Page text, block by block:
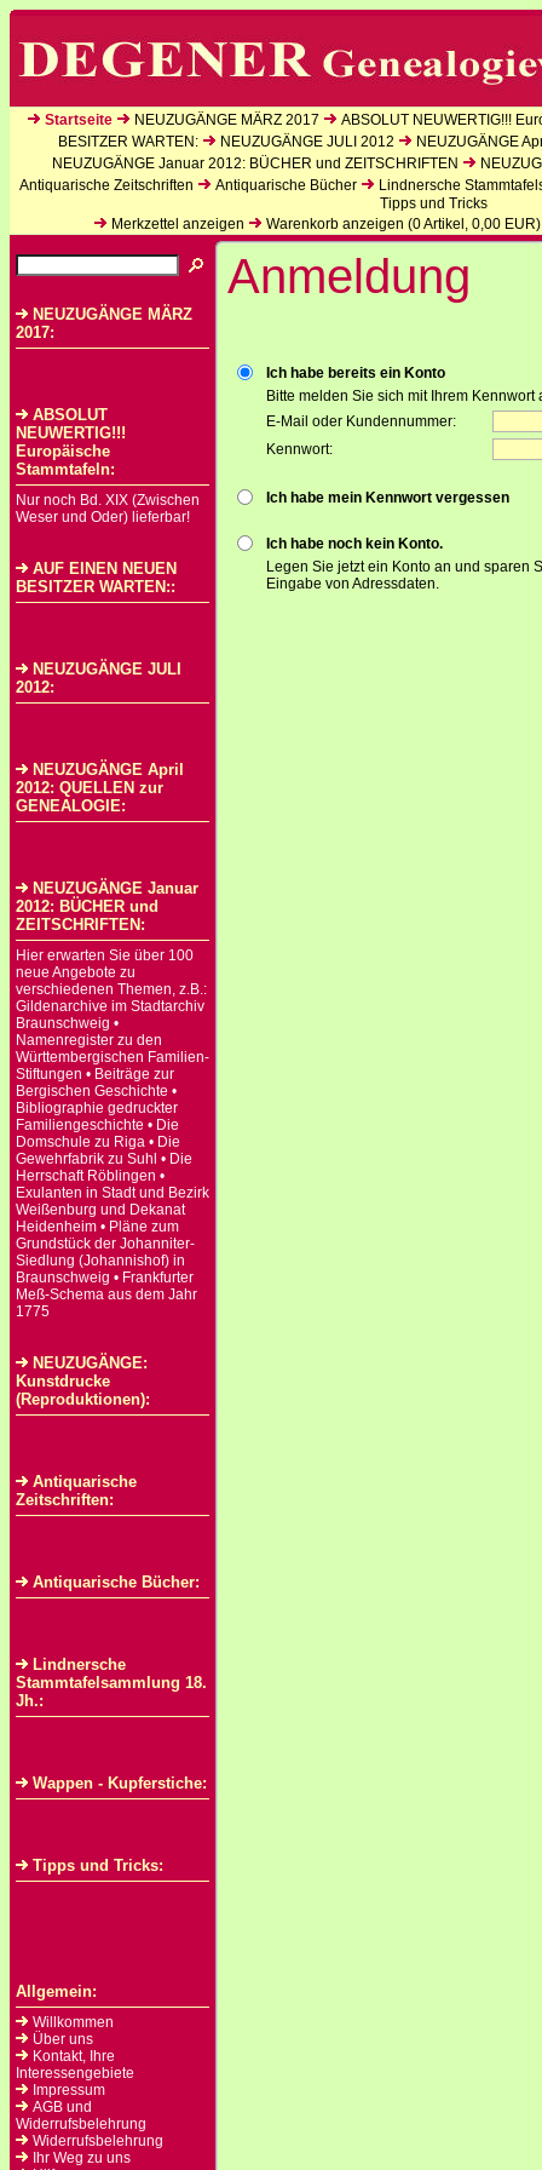
Startseite NEUZUGÄNGE MÄRZ 2017
ABSOLUT NEUWERTIG!!!
BESITZER WARTEN:
NEUZUGÄNGE JULI 2012
NEUZUGÄNGE
NEUZUGÄNGE Januar 2012: BÜCHER und ZEITSCHRIFTEN
Antiquarische Zeitschriften
Antiquarische Bücher
Lindnersche
Tipps und Tricks
Merkzettel anzeigen
Warenkorb anzeigen (0Artikel, 0,00 EUR)
NEUZUGÄNGE MÄRZ
2017:
ABSOLUT
NEUWERTIG!!!
Europäische
Stammtafeln:
Nur noch Bd. XIX (Zwischen
Weser und Oder) lieferbar!
AUF EINEN NEUEN
BESITZER WARTEN::
NEUZUGÄNGE JULI
2012:
NEUZUGÄNGE April
2012: QUELLEN zur
GENEALOGIE:
NEUZUGÄNGE Januar
2012: BÜCHER und
ZEITSCHRIFTEN:
Hier erwarten Sie über 100
neue Angebote zu
verschiedenen Themen, z.B.:
Gildenarchive im Stadtarchiv
Braunschweig •
Namenregister zu den
Württembergischen Familien-
Stiftungen • Beiträge zur
Bergischen Geschichte •
Bibliographie gedruckter
Familiengeschichte • Die
Domschule zu Riga • Die
Gewehrfabrik zu Suhl • Die
Herrschaft Röblingen •
Exulanten in Stadt und Bezirk
Weißenburg und Dekanat
Heidenheim • Pläne zum
Grundstück der Johanniter-
Siedlung (Johannishof) in
Braunschweig • Frankfurter
Meß-Schema aus dem Jahr
1775
NEUZUGÄNGE:
Kunstdrucke
(Reproduktionen):
Antiquarische
Zeitschriften:
Antiquarische Bücher:
Lindnersche
Stammtafelsammlung 18.
Jh.:
Wappen - Kupferstiche:
Tipps und Tricks:
Allgemein:
Willkommen
Über uns
Kontakt, Ihre
Interessengebiete
Impressum
AGB und
Widerrufsbelehrung
Widerrufsbelehrung
Ihr Weg zu uns
Anmeldung
Ich habe bereits ein Konto
Bitte melden Sie sich mit Ihrem Kennwort
E-Mail oder Kundennummer:
Kennwort:
Ich habe mein Kennwort vergessen
Ich habe noch kein Konto.
Legen Sie jetzt ein Konto an und sparen
Eingabe von Adressdaten.